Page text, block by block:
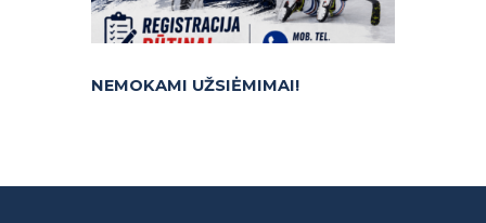
NEMOKAMI UŽSIĖMIMAI!